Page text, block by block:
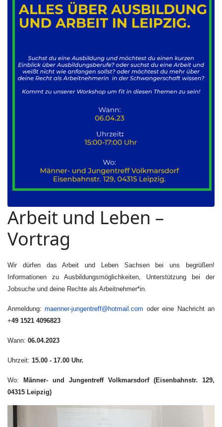
Arbeit und Leben –
Vortrag
Wir dürfen das Arbeit und Leben Sachsen bei uns begrüßen!
Informationen zu Ausbildungsmöglichkeiten, Unterstützung bei der
Jobsuche und deine Rechte als Arbeitnehmer*in.
Anmeldung:maenner-jungentreff@hotmail.com oder eine Nachricht an
+49 1521 4096823
Wann: 06.04.2023
Uhrzeit: 15.00 - 17.00 Uhr.
Wo: Männer- und Jungentreff Volkmarsdorf (Eisenbahnstr. 129,
04315 Leipzig)